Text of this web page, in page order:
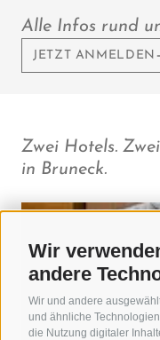
Wir
andere
Wir und andere
und ähnliche
die Nutzung digitaler
Alle Infos rund
JETZT ANMELDEN
Zwei Hotels.
in Bruneck.